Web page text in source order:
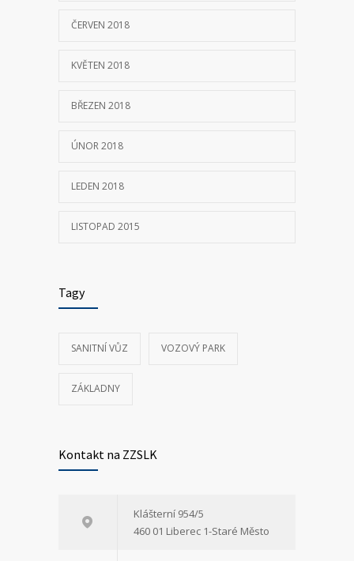
ČERVEN 2018
KVĚTEN 2018
BŘEZEN 2018
ÚNOR 2018
LEDEN 2018
LISTOPAD 2015
Tagy
SANITNÍ VŮZ VOZOVÝ PARK
ZÁKLADNY
Kontakt na ZZSLK
Klášterní 954/5
460 01 Liberec 1-Staré Město